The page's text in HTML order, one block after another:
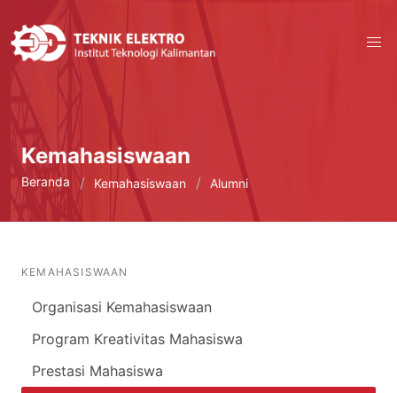
Kemahasiswaan
Beranda Kemahasiswaan Alumni
KEMAHASISWAAN
Organisasi Kemahasiswaan
Program Kreativitas Mahasiswa
Prestasi Mahasiswa